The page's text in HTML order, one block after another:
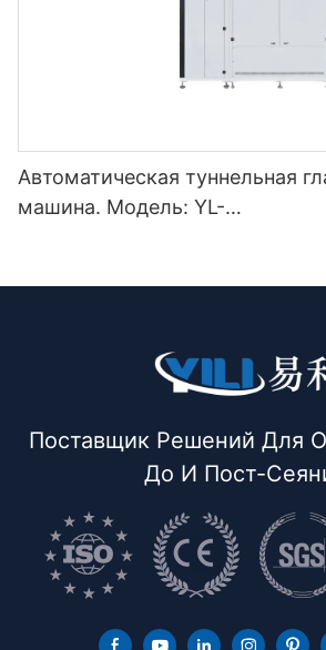
Автоматическая туннельная
машина. Модель: YL-
Поставщик Решений Для
До И Пост-